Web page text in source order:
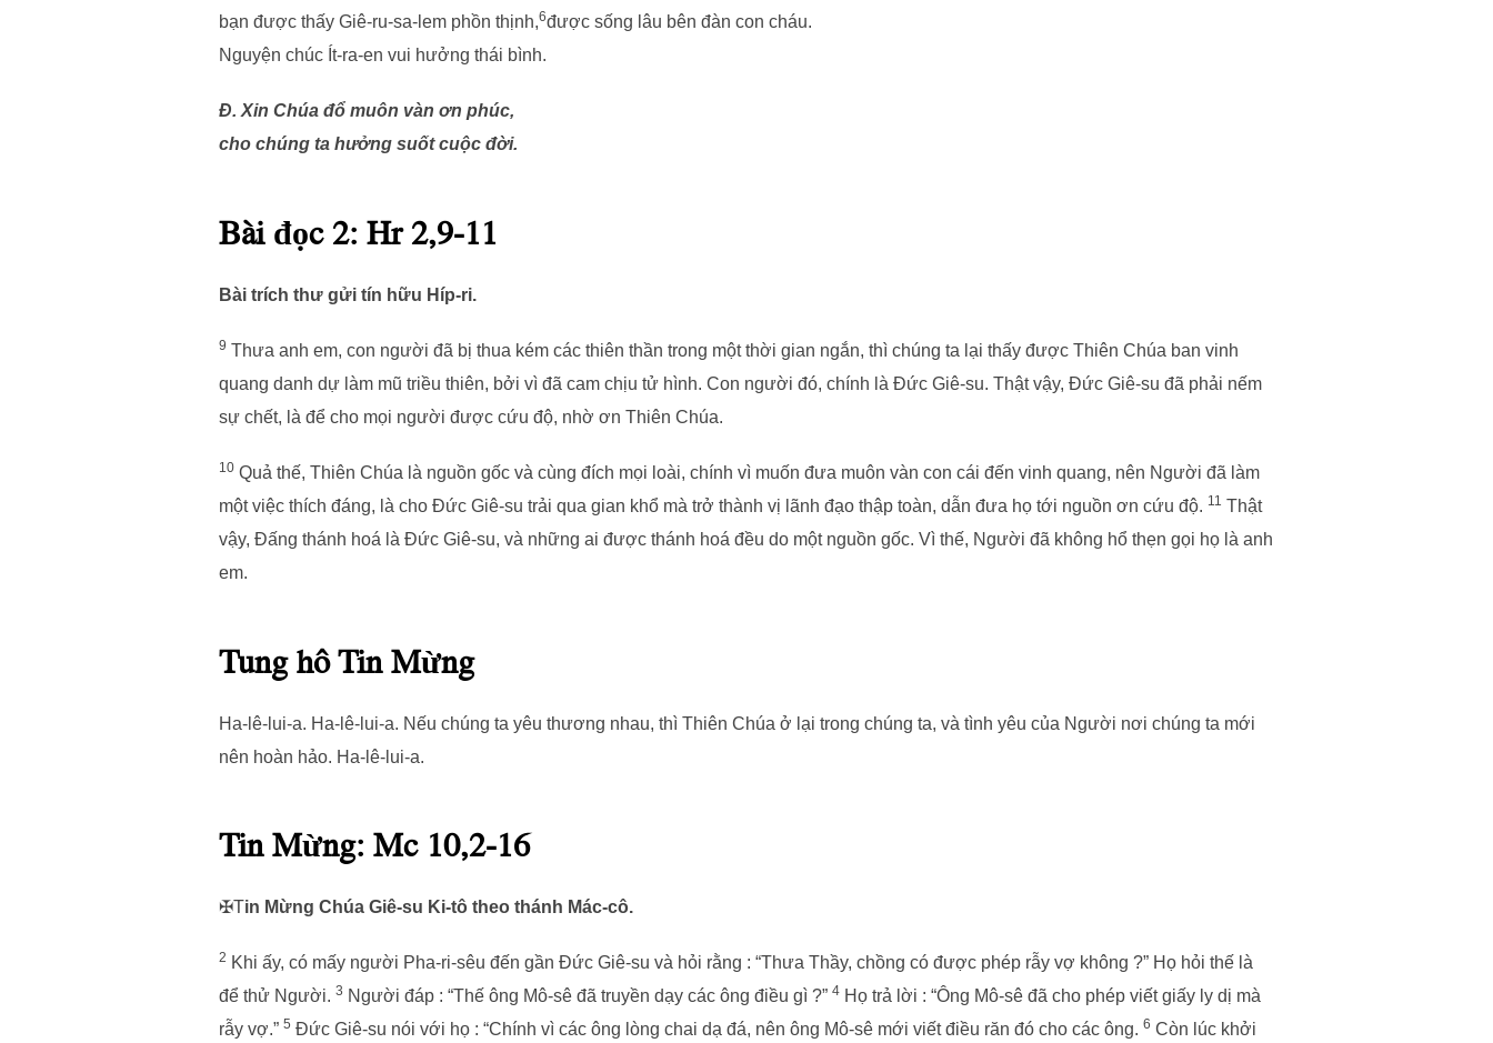
bạn được thấy Giê-ru-sa-lem phồn thịnh,6được sống lâu bên đàn con cháu.
Nguyện chúc Ít-ra-en vui hưởng thái bình.
Đ. Xin Chúa đổ muôn vàn ơn phúc,
cho chúng ta hưởng suốt cuộc đời.
Bài đọc 2: Hr 2,9-11
Bài trích thư gửi tín hữu Híp-ri.
9 Thưa anh em, con người đã bị thua kém các thiên thần trong một thời gian ngắn, thì chúng ta lại thấy được Thiên Chúa ban vinh
quang danh dự làm mũ triều thiên, bởi vì đã cam chịu tử hình. Con người đó, chính là Đức Giê-su. Thật vậy, Đức Giê-su đã phải nếm
sự chết, là để cho mọi người được cứu độ, nhờ ơn Thiên Chúa.
10 Quả thế, Thiên Chúa là nguồn gốc và cùng đích mọi loài, chính vì muốn đưa muôn vàn con cái đến vinh quang, nên Người đã làm
một việc thích đáng, là cho Đức Giê-su trải qua gian khổ mà trở thành vị lãnh đạo thập toàn, dẫn đưa họ tới nguồn ơn cứu độ. 11 Thật
vậy, Đấng thánh hoá là Đức Giê-su, và những ai được thánh hoá đều do một nguồn gốc. Vì thế, Người đã không hổ thẹn gọi họ là anh
em.
Tung hô Tin Mừng
Ha-lê-lui-a. Ha-lê-lui-a. Nếu chúng ta yêu thương nhau, thì Thiên Chúa ở lại trong chúng ta, và tình yêu của Người nơi chúng ta mới
nên hoàn hảo. Ha-lê-lui-a.
Tin Mừng: Mc 10,2-16
✠Tin Mừng Chúa Giê-su Ki-tô theo thánh Mác-cô.
2 Khi ấy, có mấy người Pha-ri-sêu đến gần Đức Giê-su và hỏi rằng : “Thưa Thầy, chồng có được phép rẫy vợ không ?” Họ hỏi thế là
để thử Người. 3 Người đáp : “Thế ông Mô-sê đã truyền dạy các ông điều gì ?” 4 Họ trả lời : “Ông Mô-sê đã cho phép viết giấy ly dị mà
rẫy vợ.” 5 Đức Giê-su nói với họ : “Chính vì các ông lòng chai dạ đá, nên ông Mô-sê mới viết điều răn đó cho các ông. 6 Còn lúc khởi